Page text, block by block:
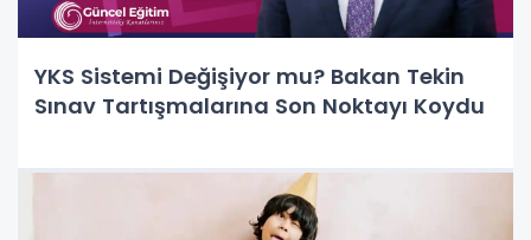
YKS Sistemi Değişiyor mu? Bakan Tekin
Sınav Tartışmalarına Son Noktayı Koydu